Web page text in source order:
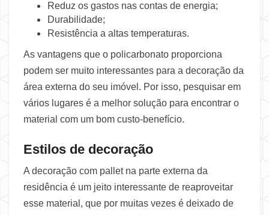
Reduz os gastos nas contas de energia;
Durabilidade;
Resistência a altas temperaturas.
As vantagens que o policarbonato proporciona
podem ser muito interessantes para a decoração da
área externa do seu imóvel. Por isso, pesquisar em
vários lugares é a melhor solução para encontrar o
material com um bom custo-benefício.
Estilos de decoração
A decoração com pallet na parte externa da
residência é um jeito interessante de reaproveitar
esse material, que por muitas vezes é deixado de